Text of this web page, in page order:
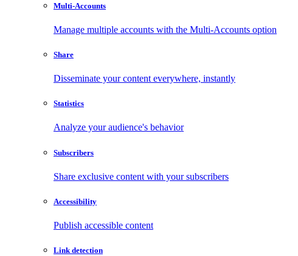
Multi-Accounts
Manage multiple accounts with the Multi-Accounts option
Share
Disseminate your content everywhere, instantly
Statistics
Analyze your audience's behavior
Subscribers
Share exclusive content with your subscribers
Accessibility
Publish accessible content
Link detection